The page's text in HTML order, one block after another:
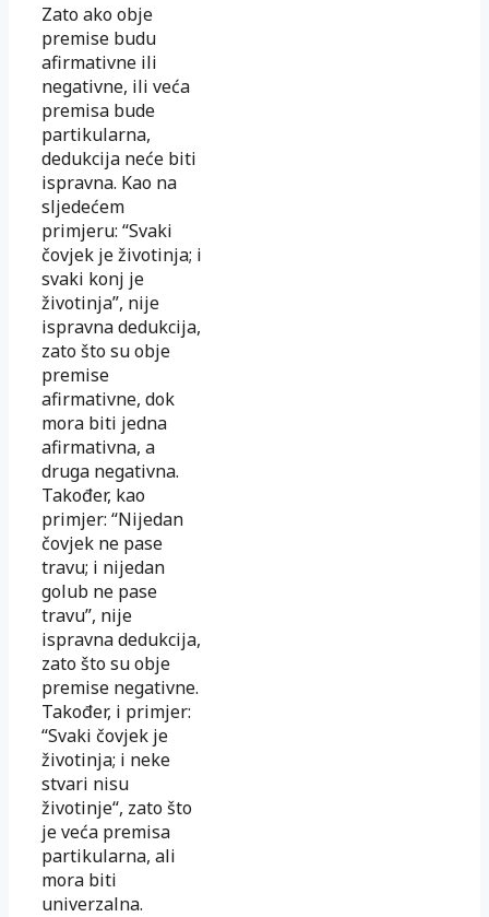
Zato ako obje
premise budu
afirmativne ili
negativne, ili veća
premisa bude
partikularna,
dedukcija neće biti
ispravna. Kao na
sljedećem
primjeru: “Svaki
čovjek je životinja; i
svaki konj je
životinja”, nije
ispravna dedukcija,
zato što su obje
premise
afirmativne, dok
mora biti jedna
afirmativna, a
druga negativna.
Također, kao
primjer: “Nijedan
čovjek ne pase
travu; i nijedan
golub ne pase
travu”, nije
ispravna dedukcija,
zato što su obje
premise negativne.
Također, i primjer:
“Svaki čovjek je
životinja; i neke
stvari nisu
životinje“, zato što
je veća premisa
partikularna, ali
mora biti
univerzalna.